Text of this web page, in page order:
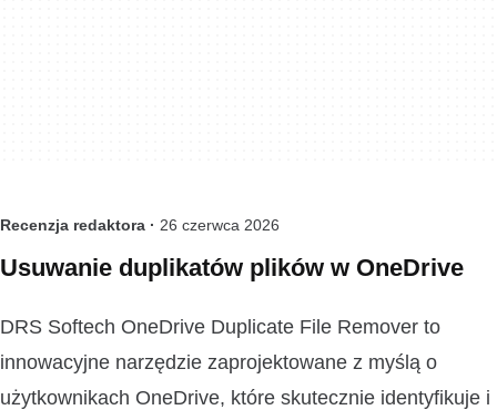
Recenzja redaktora · 26 czerwca 2026
Usuwanie duplikatów plików w OneDrive
DRS Softech OneDrive Duplicate File Remover to
innowacyjne narzędzie zaprojektowane z myślą o
użytkownikach OneDrive, które skutecznie identyfikuje i